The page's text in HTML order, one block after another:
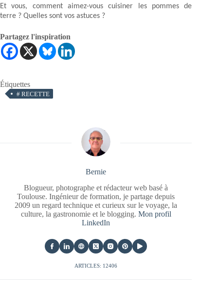
Et vous, comment aimez-vous cuisiner les pommes de
terre ? Quelles sont vos astuces ?
Partagez l'inspiration
Étiquettes
# RECETTE
Bernie
Blogueur, photographe et rédacteur web basé à
Toulouse. Ingénieur de formation, je partage depuis
2009 un regard technique et curieux sur le voyage, la
culture, la gastronomie et le blogging. Mon profil
LinkedIn
ARTICLES: 12406